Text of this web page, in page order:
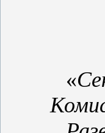
«